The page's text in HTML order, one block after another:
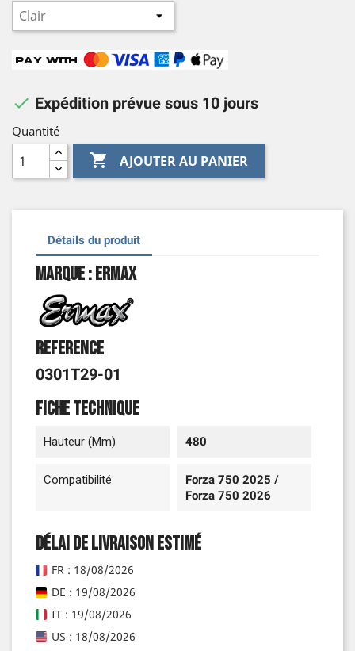
 Expédition prévue sous 10 jours
Quantité
 AJOUTER AU PANIER
Détails du produit
Marque : Ermax
Reference
0301T29-01
Fiche technique
Hauteur (mm) 480
Compatibilité
Forza 750 2025 /
Forza 750 2026
Délai de livraison estimé
FR : 18/08/2026
DE : 19/08/2026
IT : 19/08/2026
US : 18/08/2026